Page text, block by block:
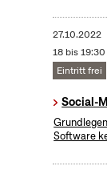
27.10.2022
18 bis 19:30
Eintritt frei
Social-
Software